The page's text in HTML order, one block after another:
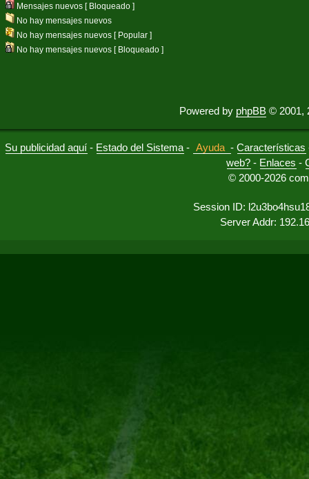
Mensajes nuevos [ Bloqueado ]
No hay mensajes nuevos
No hay mensajes nuevos [ Popular ]
No hay mensajes nuevos [ Bloqueado ]
Powered by phpBB © 2001,
Su publicidad aquí - Estado del Sistema - Ayuda -Características
web? - Enlaces -
© 2000-2026
Session ID:
Server Addr: